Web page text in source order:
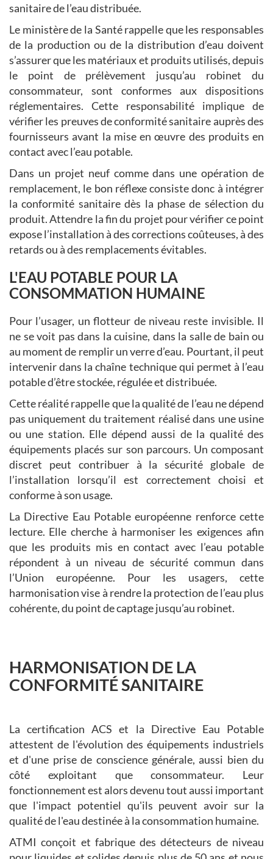
sanitaire de l’eau distribuée.
Le ministère de la Santé rappelle que les responsables
de la production ou de la distribution d’eau doivent
s’assurer que les matériaux et produits utilisés, depuis
le point de prélèvement jusqu’au robinet du
consommateur, sont conformes aux dispositions
réglementaires. Cette responsabilité implique de
vérifier les preuves de conformité sanitaire auprès des
fournisseurs avant la mise en œuvre des produits en
contact avec l’eau potable.
Dans un projet neuf comme dans une opération de
remplacement, le bon réflexe consiste donc à intégrer
la conformité sanitaire dès la phase de sélection du
produit. Attendre la fin du projet pour vérifier ce point
expose l’installation à des corrections coûteuses, à des
retards ou à des remplacements évitables.
L'EAU POTABLE POUR LA
CONSOMMATION HUMAINE
Pour l’usager, un flotteur de niveau reste invisible. Il
ne se voit pas dans la cuisine, dans la salle de bain ou
au moment de remplir un verre d’eau. Pourtant, il peut
intervenir dans la chaîne technique qui permet à l’eau
potable d’être stockée, régulée et distribuée.
Cette réalité rappelle que la qualité de l’eau ne dépend
pas uniquement du traitement réalisé dans une usine
ou une station. Elle dépend aussi de la qualité des
équipements placés sur son parcours. Un composant
discret peut contribuer à la sécurité globale de
l’installation lorsqu’il est correctement choisi et
conforme à son usage.
La Directive Eau Potable européenne renforce cette
lecture. Elle cherche à harmoniser les exigences afin
que les produits mis en contact avec l’eau potable
répondent à un niveau de sécurité commun dans
l’Union européenne. Pour les usagers, cette
harmonisation vise à rendre la protection de l’eau plus
cohérente, du point de captage jusqu’au robinet.
HARMONISATION DE LA
CONFORMITÉ SANITAIRE
La certification ACS et la Directive Eau Potable
attestent de l'évolution des équipements industriels
et d'une prise de conscience générale, aussi bien du
côté exploitant que consommateur. Leur
fonctionnement est alors devenu tout aussi important
que l'impact potentiel qu'ils peuvent avoir sur la
qualité de l'eau destinée à la consommation humaine.
ATMI conçoit et fabrique des détecteurs de niveau